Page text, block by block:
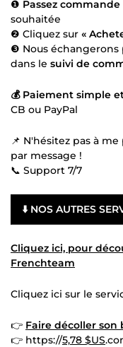
❶ Passez commande
souhaitée
❷ Cliquez sur «
❸ Nous
dans le suivi de
💰 Paiement simple
CB ou PayPal
📌 N'hésitez pas à
par message !
📞 Support 7/7
⬇️ NOS AUTRES
Cliquez ici, pour
Frenchteam
Cliquez ici sur le
👉 Faire décoller son
👉 https://5,78 $US